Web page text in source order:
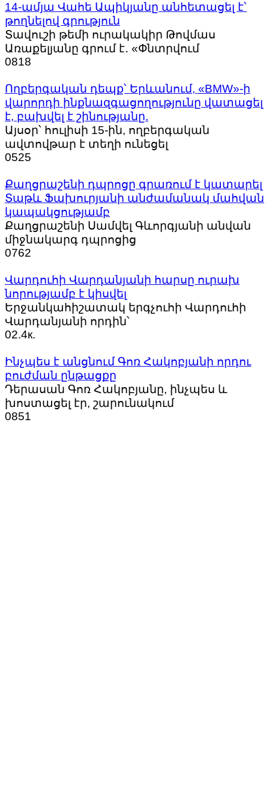
14-ամյա Վահե Ապիկյանը անհետացել է՝
թողնելով գրություն
Տավուշի թեմի ուրակակիր Թովմաս
Առաքելյանը գրում է․ «Փնտրվում
0818
Ողբերգական դեպք՝ Երևանում, «BMW»-ի
վարորդի ինքնազգացողությունը վատացել
է, բախվել է շինությանը.
Այսօր՝ հուլիսի 15-ին, ողբերգական
ավտովթար է տեղի ունեցել
0525
Քաղցրաշենի դպրոցը գրառում է կատարել
Տաթև Ֆախուրյանի անժամանակ մահվան
կապակցությամբ
Քաղցրաշենի Սամվել Գևորգյանի անվան
միջնակարգ դպրոցից
0762
Վարդուհի Վարդանյանի հարսը ուրախ
նորությամբ է կիսվել
Երջանկահիշատակ երգչուհի Վարդուհի
Վարդանյանի որդին՝
02.4к.
Ինչպես է անցնում Գոռ Հակոբյանի որդու
բուժման ընթացքը
Դերասան Գոռ Հակոբյանը, ինչպես և
խոստացել էր, շարունակում
0851